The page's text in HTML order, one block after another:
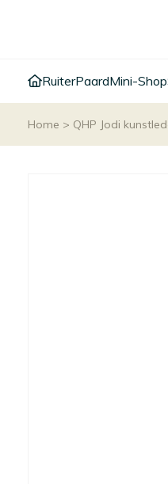
RuiterPaardMini-Shop
Home > QHP Jodi